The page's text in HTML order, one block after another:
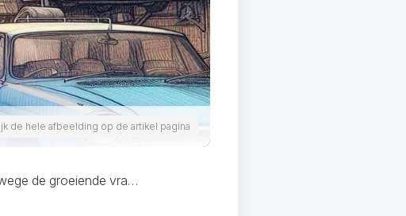
de hele afbeelding op de artikel pagina
de groeiende vra…